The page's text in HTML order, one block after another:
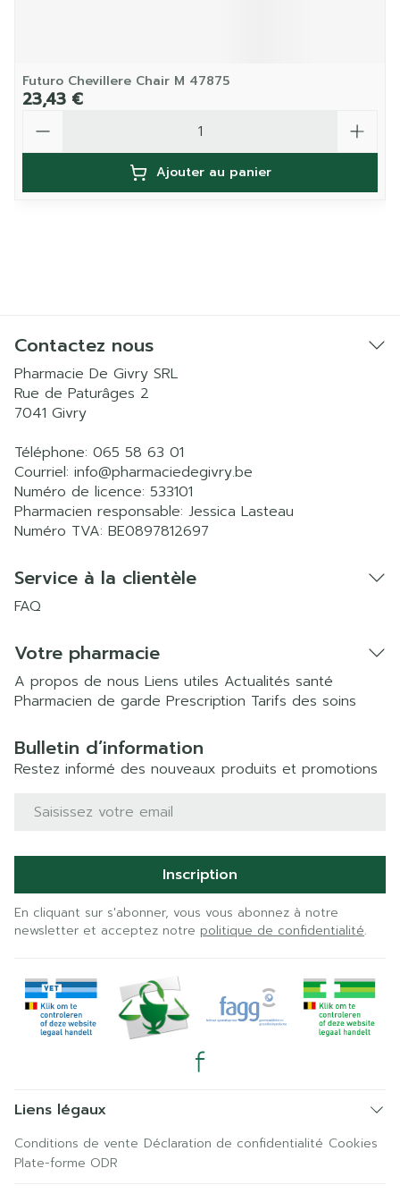
Futuro Chevillere Chair M 47875
23,43 €
Ajouter au panier
Contactez nous
Pharmacie De Givry SRL
Rue de Paturâges 2
7041 Givry
Téléphone: 065 58 63 01
Courriel: info@pharmaciedegivry.be
Numéro de licence: 533101
Pharmacien responsable: Jessica Lasteau
Numéro TVA: BE0897812697
Service à la clientèle
FAQ
Votre pharmacie
A propos de nous Liens utiles Actualités santé
Pharmacien de garde Prescription Tarifs des soins
Bulletin d’information
Restez informé des nouveaux produits et promotions
Adresse mail
Inscription
En cliquant sur s'abonner, vous vous abonnez à notre
newsletter et acceptez notre politique de confidentialité.
Liens légaux
Conditions de vente Déclaration de confidentialité Cookies
Plate-forme ODR